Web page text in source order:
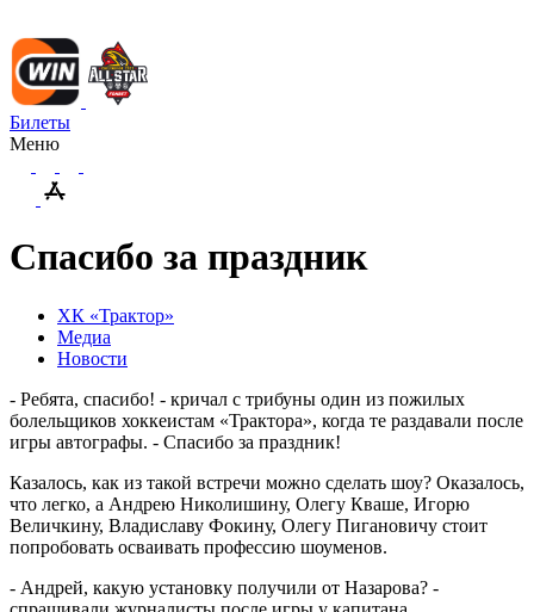
Билеты
Меню
Спасибо за праздник
ХК «Трактор»
Медиа
Новости
- Ребята, спасибо! - кричал с трибуны один из пожилых
болельщиков хоккеистам «Трактора», когда те раздавали после
игры автографы. - Спасибо за праздник!
Казалось, как из такой встречи можно сделать шоу? Оказалось,
что легко, а Андрею Николишину, Олегу Кваше, Игорю
Величкину, Владиславу Фокину, Олегу Пигановичу стоит
попробовать осваивать профессию шоуменов.
- Андрей, какую установку получили от Назарова? -